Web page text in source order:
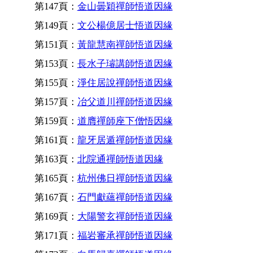
第147頁： 金山曇穎禪師悟道因緣
第149頁： 文公楊億居士悟道因緣
第151頁： 黃龍慧南禪師悟道因緣
第153頁： 長水子璿講師悟道因緣
第155頁： 淨住居說禪師悟道因緣
第157頁： 冶父道川禪師悟道因緣
第159頁： 道膺禪師座下僧悟因緣
第161頁： 龍牙居遁禪師悟道因緣
第163頁： 北院通禪師悟道因緣
第165頁： 杭州佛日禪師悟道因緣
第167頁： 石門獻蘊禪師悟道因緣
第169頁： 大陽警玄禪師悟道因緣
第171頁： 福岩審承禪師悟道因緣